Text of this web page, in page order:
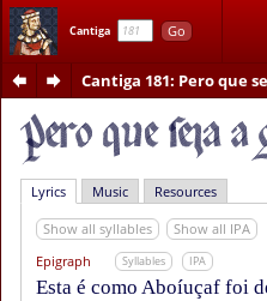
Cantiga Go
Cantiga 181: Pero que
Lyrics Music Resources
Show all syllables
Show all IPA
Epigraph
Syllables IPA
Esta é como Aboíuçaf foi